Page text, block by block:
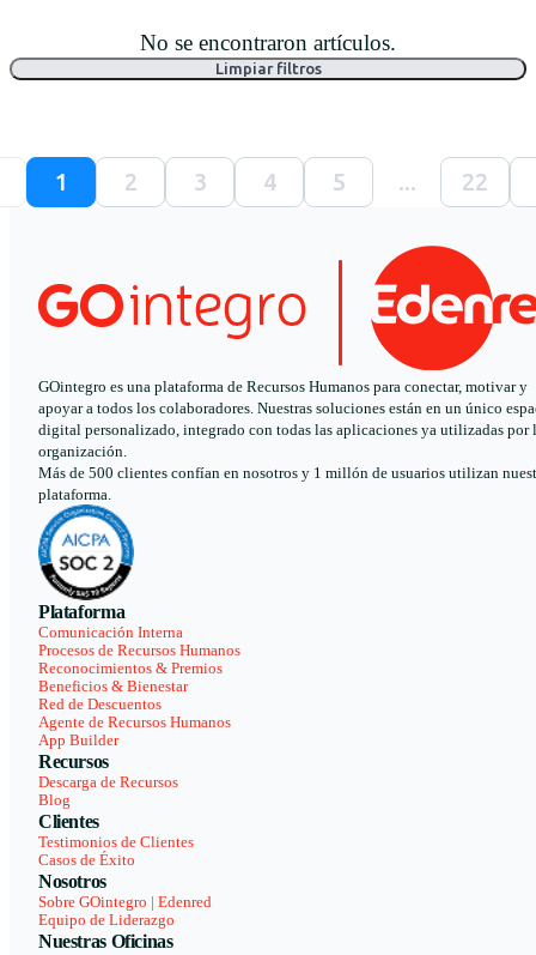
No se encontraron artículos.
Limpiar filtros
1 2 3 4 5 ... 22
GOintegro es una plataforma de Recursos Humanos para conectar, motivar y
apoyar a todos los colaboradores. Nuestras soluciones están en un único
digital personalizado, integrado con todas las aplicaciones ya utilizadas por
organización.
Más de 500 clientes confían en nosotros y 1 millón de usuarios utilizan
plataforma.
Plataforma
Comunicación Interna
Procesos de Recursos Humanos
Reconocimientos & Premios
Beneficios & Bienestar
Red de Descuentos
Agente de Recursos Humanos
App Builder
Recursos
Descarga de Recursos
Blog
Clientes
Testimonios de Clientes
Casos de Éxito
Nosotros
Sobre GOintegro | Edenred
Equipo de Liderazgo
Nuestras Oficinas